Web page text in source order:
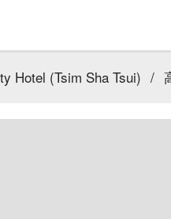
Hotel (Tsim Sha Tsui) /